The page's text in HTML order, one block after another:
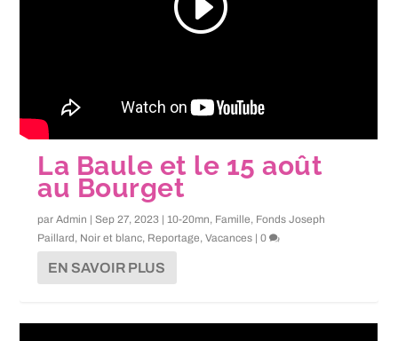
La Baule et le 15 août
au Bourget
parAdmin |Sep 27, 2023 |10-20mn, Famille, Fonds Joseph
Paillard, Noir et blanc, Reportage,Vacances |0
EN SAVOIR PLUS